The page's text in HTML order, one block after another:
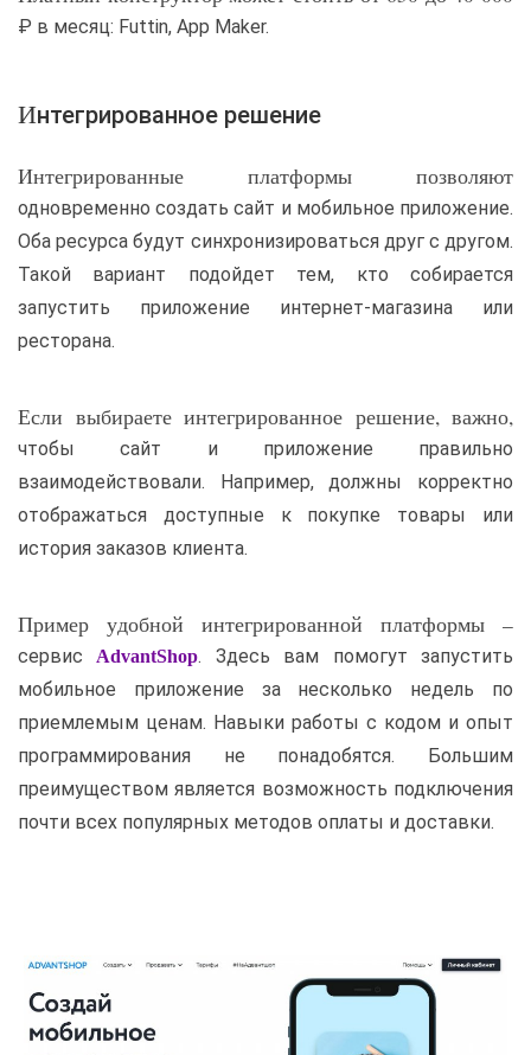
₽ в месяц: Futtin, App Maker.
Интегрированное решение
Интегрированные платформы позволяют
одновременно создать сайт и мобильное приложение.
Оба ресурса будут синхронизироваться друг с другом.
Такой вариант подойдет тем, кто собирается
запустить приложение интернет-магазина или
ресторана.
Если выбираете интегрированное решение, важно,
чтобы сайт и приложение правильно
взаимодействовали. Например, должны корректно
отображаться доступные к покупке товары или
история заказов клиента.
Пример удобной интегрированной платформы –
сервисAdvantShop. Здесь вам помогут запустить
мобильное приложение за несколько недель по
приемлемым ценам. Навыки работы с кодом и опыт
программирования не понадобятся. Большим
преимуществом является возможность подключения
почти всех популярных методов оплаты и доставки.